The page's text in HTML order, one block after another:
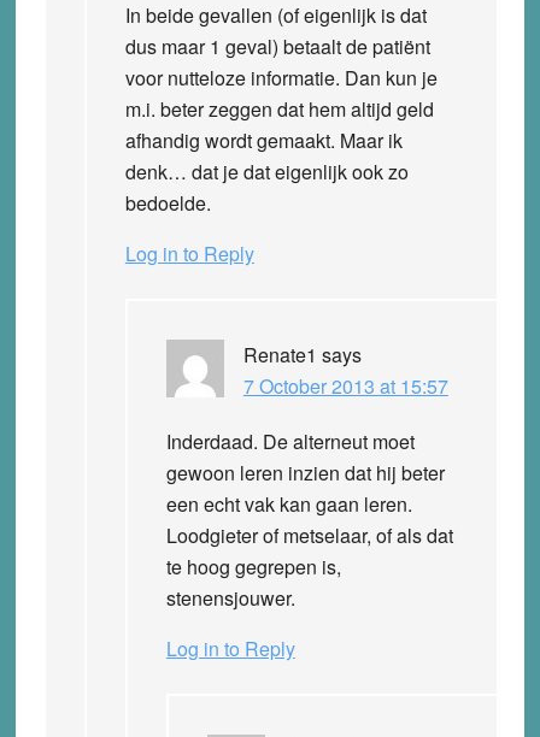
In beide gevallen (of eigenlijk is dat
dus maar 1 geval) betaalt de patiënt
voor nutteloze informatie. Dan kun je
m.i. beter zeggen dat hem altijd geld
afhandig wordt gemaakt. Maar ik
denk… dat je dat eigenlijk ook zo
bedoelde.
Log in to Reply
Renate1 says
7 October 2013 at 15:57
Inderdaad. De alterneut moet
gewoon leren inzien dat hij beter
een echt vak kan gaan leren.
Loodgieter of metselaar, of als dat
te hoog gegrepen is,
stenensjouwer.
Log in to Reply